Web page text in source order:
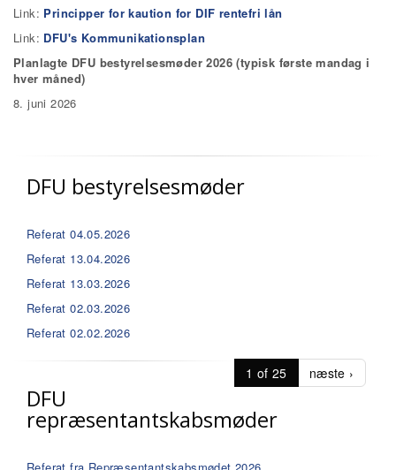
Link: Principper for kaution for DIF rentefri lån
Link: DFU's Kommunikationsplan
Planlagte DFU bestyrelsesmøder 2026 (typisk første mandag i
hver måned)
8. juni 2026
DFU bestyrelsesmøder
Referat 04.05.2026
Referat 13.04.2026
Referat 13.03.2026
Referat 02.03.2026
Referat 02.02.2026
1 of 25 næste ›
DFU
repræsentantskabsmøder